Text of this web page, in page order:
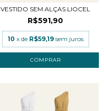
VESTIDO SEM ALÇAS LIOCEL
R$591,90
10 x de R$59,19 sem juros
COMPRAR